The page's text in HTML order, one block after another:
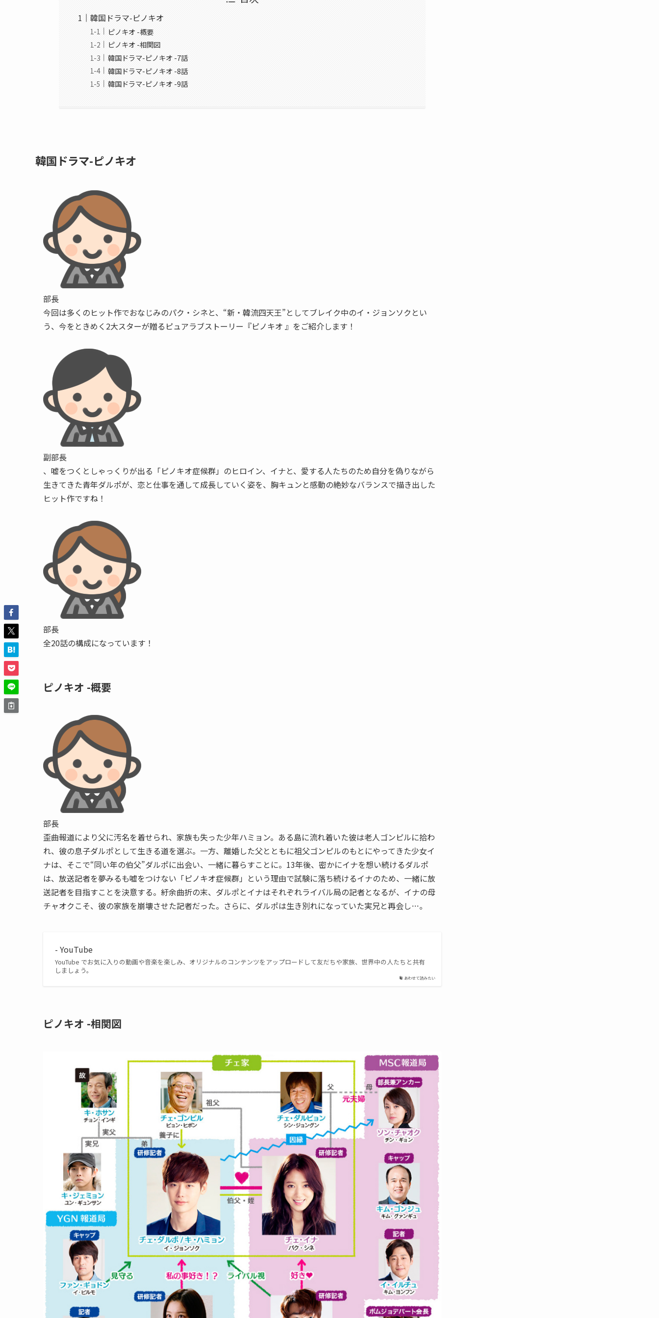
韓国ドラマ-ピノキオ
ピノキオ -概要
ピノキオ -相関図
韓国ドラマ-ピノキオ -7話
韓国ドラマ-ピノキオ -8話
韓国ドラマ-ピノキオ -9話
韓国ドラマ-ピノキオ
部長
今回は多くのヒット作でおなじみのパク・シネと、“新・韓流四天王”としてブレイク中のイ・ジョンソクとい
う、今をときめく2大スターが贈るピュアラブストーリー『ピノキオ 』をご紹介します！
副部長
、嘘をつくとしゃっくりが出る「ピノキオ症候群」のヒロイン、イナと、愛する人たちのため自分を偽りながら
生きてきた青年ダルポが、恋と仕事を通して成長していく姿を、胸キュンと感動の絶妙なバランスで描き出した
ヒット作ですね！
部長
全20話の構成になっています！
ピノキオ -概要
部長
歪曲報道により父に汚名を着せられ、家族も失った少年ハミョン。ある島に流れ着いた彼は老人ゴンピルに拾わ
れ、彼の息子ダルポとして生きる道を選ぶ。一方、離婚した父とともに祖父ゴンピルのもとにやってきた少女イ
ナは、そこで“同い年の伯父”ダルポに出会い、一緒に暮らすことに。13年後、密かにイナを想い続けるダルポ
は、放送記者を夢みるも嘘をつけない「ピノキオ症候群」という理由で試験に落ち続けるイナのため、一緒に放
送記者を目指すことを決意する。紆余曲折の末、ダルポとイナはそれぞれライバル局の記者となるが、イナの母
チャオクこそ、彼の家族を崩壊させた記者だった。さらに、ダルポは生き別れになっていた実兄と再会し…。
あわせて読みたい
- YouTube
YouTube でお気に入りの動画や音楽を楽しみ、オリジナルのコンテンツをアップロードして友だちや家族、世界中の人たちと共有
しましょう。
ピノキオ -相関図